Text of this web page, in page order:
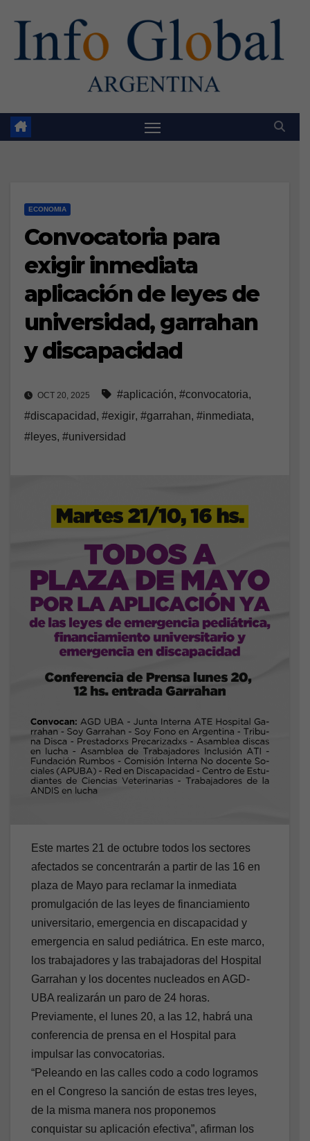
ECONOMIA
Convocatoria para
exigir inmediata
aplicación de leyes de
universidad, garrahan
y discapacidad
OCT 20, 2025 #aplicación, #convocatoria,
#discapacidad, #exigir, #garrahan, #inmediata,
#leyes, #universidad
Este martes 21 de octubre todos los sectores
afectados se concentrarán a partir de las 16 en
plaza de Mayo para reclamar la inmediata
promulgación de las leyes de financiamiento
universitario, emergencia en discapacidad y
emergencia en salud pediátrica. En este marco,
los trabajadores y las trabajadoras del Hospital
Garrahan y los docentes nucleados en AGD-
UBA realizarán un paro de 24 horas.
Previamente, el lunes 20, a las 12, habrá una
conferencia de prensa en el Hospital para
impulsar las convocatorias.
“Peleando en las calles codo a codo logramos
en el Congreso la sanción de estas tres leyes,
de la misma manera nos proponemos
conquistar su aplicación efectiva”, afirman los